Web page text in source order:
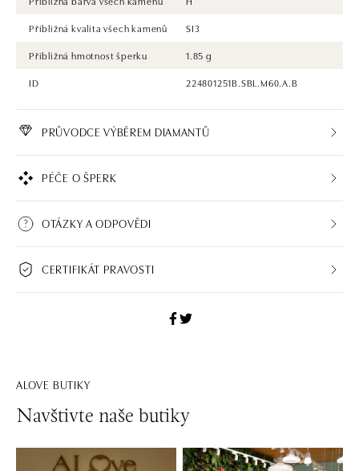
Přibližná kvalita všech kamenů
SI3
Přibližná hmotnost šperku
1.85 g
ID
224801251B.SBL.M60.A.B
PRŮVODCE VÝBĚREM DIAMANTŮ
PÉČE O ŠPERK
OTÁZKY A ODPOVĚDI
CERTIFIKÁT PRAVOSTI
ALOVE BUTIKY
Navštivte naše butiky